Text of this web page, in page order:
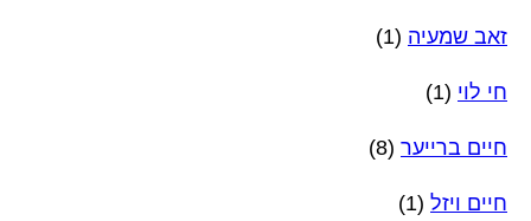
זאב שמעיה (1)
חי לוי (1)
חיים ברייער (8)
חיים ויזל (1)